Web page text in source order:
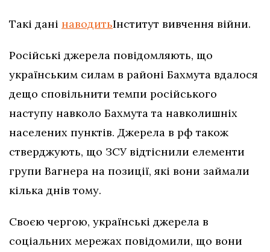
Такі дані наводитьІнститут вивчення війни.
Російські джерела повідомляють, що
українським силам в районі Бахмута вдалося
дещо сповільнити темпи російського
наступу навколо Бахмута та навколишніх
населених пунктів. Джерела в рф також
стверджують, що ЗСУ відтіснили елементи
групи Вагнера на позиції, які вони займали
кілька днів тому.
Своєю чергою, українські джерела в
соціальних мережах повідомили, що вони